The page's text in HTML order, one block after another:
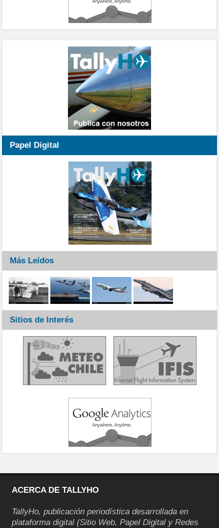
Papel Digital
Más Leídos
Sitios de Interés
ACERCA DE TALLYHO
TallyHo, publicación periodística desarrollada en
plataforma digital (Sitio Web, Papel Digital y Redes